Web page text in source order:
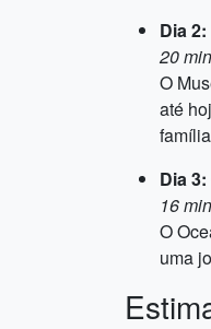
Dia
20
O
até
Dia
16
O
uma